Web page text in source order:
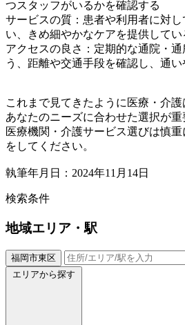
つスタッフがいるかを確認する
サービスの質：患者や利用者に対
い、きめ細やかなケアを提供して
アクセスの良さ：定期的な通院・
う、距離や交通手段を確認し、通
これまで見てきたように医療・介護
あなたのニーズに合わせた選択が重
医療機関・介護サービス選びは慎
をしてください。
執筆年月日：2024年11月14日
検索条件
地域エリア・駅
福岡市東区
エリアから探す